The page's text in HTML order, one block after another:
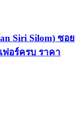
Siri Silom) ซอย
ฟอร์ครบ ราคา